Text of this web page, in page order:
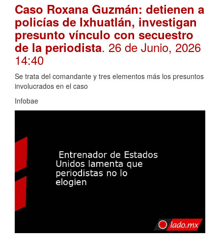
Caso Roxana Guzmán: detienen a
policías de Ixhuatlán, investigan
presunto vínculo con secuestro
de la periodista. 26 de Junio, 2026
14:40
Se trata del comandante y tres elementos más los presuntos
involucrados en el caso
Infobae